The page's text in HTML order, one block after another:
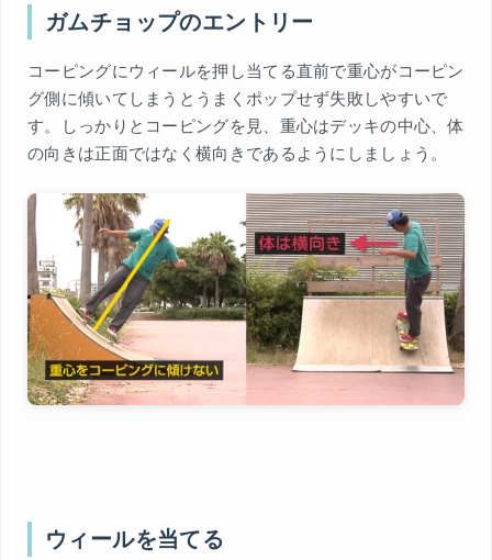
ガムチョップのエントリー
コーピングにウィールを押し当てる直前で重心がコーピン
グ側に傾いてしまうとうまくポップせず失敗しやすいで
す。しっかりとコーピングを見、重心はデッキの中心、体
の向きは正面ではなく横向きであるようにしましょう。
ウィールを当てる